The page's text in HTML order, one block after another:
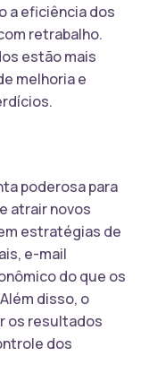
a eficiência dos
retrabalho.
estão mais
melhoria e
poderosa para
atrair novos
estratégias de
e-mail
do que os
disso, o
os resultados
dos